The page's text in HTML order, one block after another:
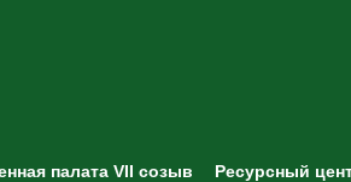
палата VII созыв Ресурсный